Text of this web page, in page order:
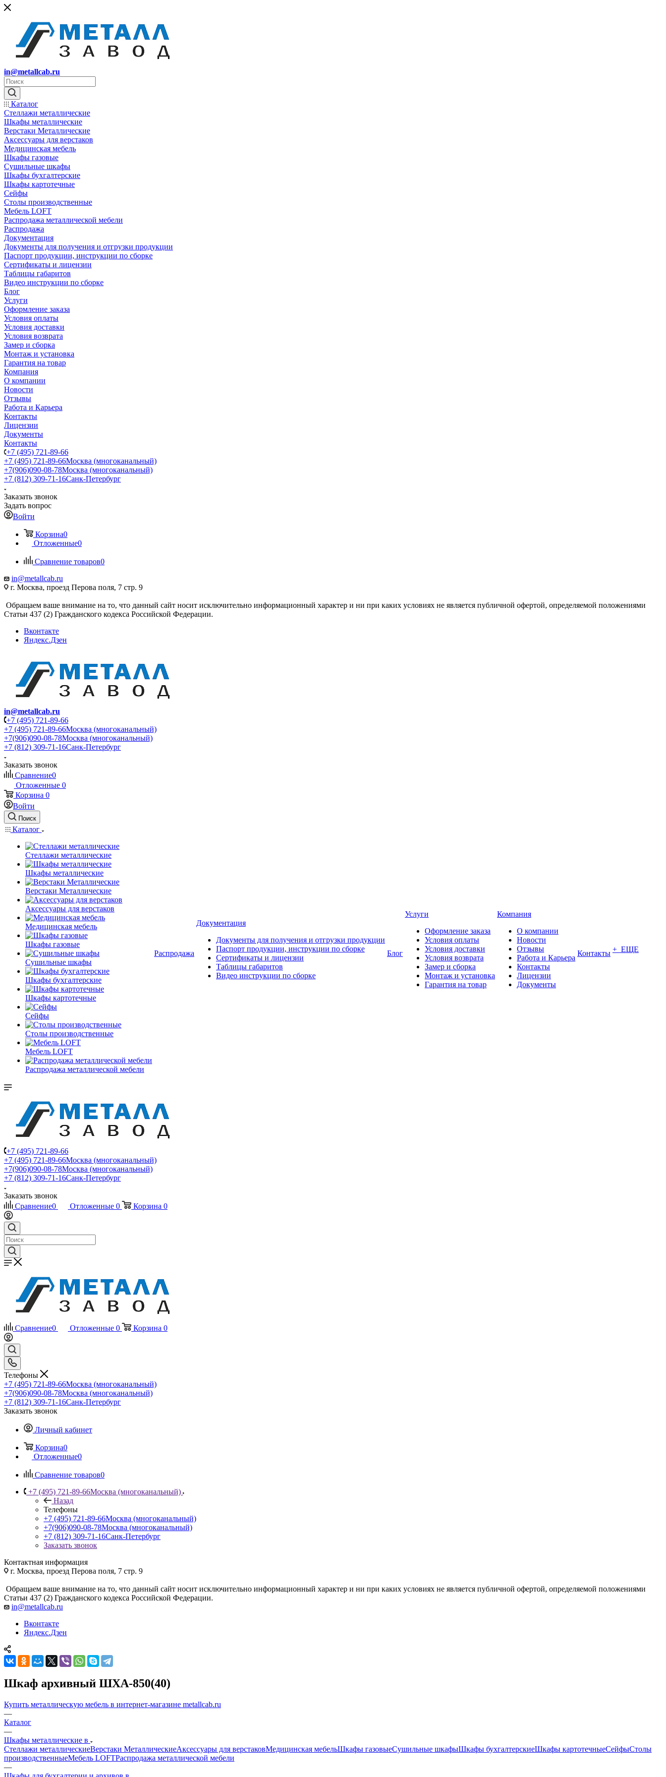
in@metallcab.ru
Каталог
Стеллажи металлические
Шкафы металлические
Верстаки Металлические
Аксессуары для верстаков
Медицинская мебель
Шкафы газовые
Сушильные шкафы
Шкафы бухгалтерские
Шкафы картотечные
Сейфы
Столы производственные
Мебель LOFT
Распродажа металлической мебели
Распродажа
Документация
Документы для получения и отгрузки продукции
Паспорт продукции, инструкции по сборке
Сертификаты и лицензии
Таблицы габаритов
Видео инструкции по сборке
Блог
Услуги
Оформление заказа
Условия оплаты
Условия доставки
Условия возврата
Замер и сборка
Монтаж и установка
Гарантия на товар
Компания
О компании
Новости
Отзывы
Работа и Карьера
Контакты
Лицензии
Документы
Контакты
+7 (495) 721-89-66
+7 (495) 721-89-66Москва (многоканальный)
+7(906)090-08-78Москва (многоканальный)
+7 (812) 309-71-16Санк-Петербург
Заказать звонок
Задать вопрос
Войти
Корзина0
Отложенные0
Сравнение товаров0
in@metallcab.ru
г. Москва, проезд Перова поля, 7 стр. 9
Обращаем ваше внимание на то, что данный сайт носит исключительно информационный характер и ни при каких условиях не является публичной офертой, определяемой положениями
Статьи 437 (2) Гражданского кодекса Российской Федерации.
Вконтакте
Яндекс.Дзен
in@metallcab.ru
+7 (495) 721-89-66
+7 (495) 721-89-66Москва (многоканальный)
+7(906)090-08-78Москва (многоканальный)
+7 (812) 309-71-16Санк-Петербург
Заказать звонок
Сравнение0
Отложенные 0
Корзина 0
Войти
Поиск
Каталог
Стеллажи металлические
Шкафы металлические
Верстаки Металлические
Аксессуары для верстаков
Медицинская мебель
Шкафы газовые
Сушильные шкафы
Шкафы бухгалтерские
Шкафы картотечные
Сейфы
Столы производственные
Мебель LOFT
Распродажа металлической мебели
Распродажа
Документация
Документы для получения и отгрузки продукции
Паспорт продукции, инструкции по сборке
Сертификаты и лицензии
Таблицы габаритов
Видео инструкции по сборке
Блог
Услуги
Оформление заказа
Условия оплаты
Условия доставки
Условия возврата
Замер и сборка
Монтаж и установка
Гарантия на товар
Компания
О компании
Новости
Отзывы
Работа и Карьера
Контакты
Лицензии
Документы
Контакты + ЕЩЕ
+7 (495) 721-89-66
+7 (495) 721-89-66Москва (многоканальный)
+7(906)090-08-78Москва (многоканальный)
+7 (812) 309-71-16Санк-Петербург
Заказать звонок
Сравнение0 Отложенные 0 Корзина 0
Сравнение0 Отложенные 0 Корзина 0
Телефоны
+7 (495) 721-89-66Москва (многоканальный)
+7(906)090-08-78Москва (многоканальный)
+7 (812) 309-71-16Санк-Петербург
Заказать звонок
Личный кабинет
Корзина0
Отложенные0
Сравнение товаров0
+7 (495) 721-89-66Москва (многоканальный)
Назад
Телефоны
+7 (495) 721-89-66Москва (многоканальный)
+7(906)090-08-78Москва (многоканальный)
+7 (812) 309-71-16Санк-Петербург
Заказать звонок
Контактная информация
г. Москва, проезд Перова поля, 7 стр. 9
Обращаем ваше внимание на то, что данный сайт носит исключительно информационный характер и ни при каких условиях не является публичной офертой, определяемой положениями
Статьи 437 (2) Гражданского кодекса Российской Федерации.
in@metallcab.ru
Вконтакте
Яндекс.Дзен
Шкаф архивный ШХА-850(40)
Купить металлическую мебель в интернет-магазине metallcab.ru
—
Каталог
—
Шкафы металлические в
Стеллажи металлическиеВерстаки МеталлическиеАксессуары для верстаковМедицинская мебельШкафы газовыеСушильные шкафыШкафы бухгалтерскиеШкафы картотечныеСейфыСтолы
производственныеМебель LOFTРаспродажа металлической мебели
—